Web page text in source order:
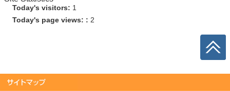
Today's visitors: 1
Today's page views: : 2